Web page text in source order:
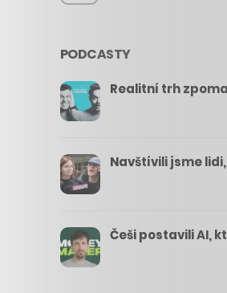
PODCASTY
Realitní trh
Navštívili jsme
Češi postavili AI,